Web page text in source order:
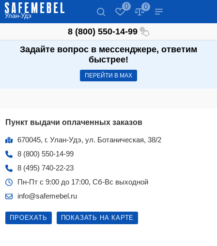
Улан-Удэ
0 0
8 (800) 550-14-99
Задайте вопрос в мессенджере, ответим
быстрее!
ПЕРЕЙТИ В МАХ
Пункт выдачи оплаченных заказов
670045, г. Улан-Удэ, ул. Ботаническая, 38/2
8 (800) 550-14-99
8 (495) 740-22-23
Пн-Пт с 9:00 до 17:00, Сб-Вс выходной
info@safemebel.ru
ПРОЕХАТЬ ПОКАЗАТЬ НА КАРТЕ